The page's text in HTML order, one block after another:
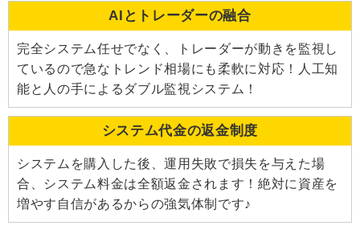
AIとトレーダーの融合
完全システム任せでなく、トレーダーが動きを監視し
ているので急なトレンド相場にも柔軟に対応！人工知
能と人の手によるダブル監視システム！
システム代金の返金制度
システムを購入した後、運用失敗で損失を与えた場
合、システム料金は全額返金されます！絶対に資産を
増やす自信があるからの強気体制です♪